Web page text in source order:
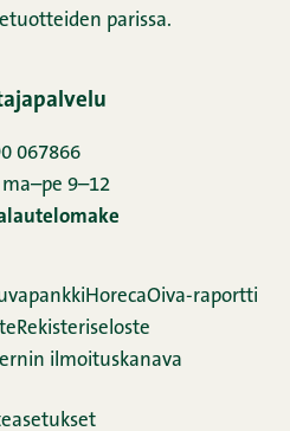
parissa.
067866
9–12
HorecaOiva-raportti
Rekisteriseloste
ilmoituskanava